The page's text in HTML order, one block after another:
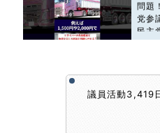
問題
党参
民主
議員活動3,419